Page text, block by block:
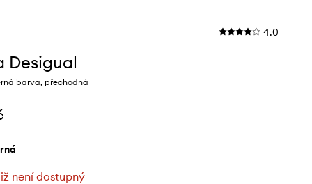
4.0
Desigual
barva, přechodná
není dostupný